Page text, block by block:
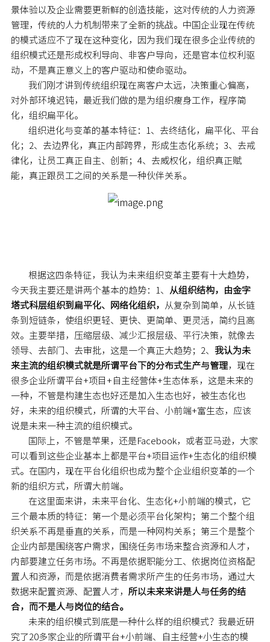
景体验以及企业需要更新鲜的创造技能，这对传统的人力资源
管理，传统的人力机制带来了全新的挑战。中国企业现在传统
的模式适应不了现在这种变化，因为我们现在很多企业传统的
组织模式还是形成权利导向、非客户导向，还是官本位权利驱
动，不是真正意义上的客户驱动和使命驱动。
我们刚才讲到传统组织现在离客户太远，决策重心偏高，
对外部环境迟钝，最近我们做的是为组织瘦身工作，程序简
化，组织扁平化。
组织进化与变革的基本特征：1、去终结化，扁平化、平台
化；2、去边界化，真正内部跨界，形成生态化系统；3、去戒
律化，让员工真正自主、创新；4、去威权化，组织真正赋
能，真正跟员工之间的关系是一种伙伴关系。
根据这四条特征，我认为未来组织变革主要有十大趋势，
今天我主要还是讲两个基本的趋势：1、
从组织结构，由金字
塔式科层组织到扁平化、网络化组织，
从复杂到简单，从长链
条到短链条，使组织更轻、更快、更简单、更灵活，简约且高
效。主要举措，压缩层级、减少汇报层级、平行决策，就像去
领导、去部门、去审批，这是一个真正大趋势；2、 我认为未
来主流的组织模式就是所谓平台下的分布式生产与管理，现在
很多企业所谓平台+项目+自主经营体+生态体系，这是未来的
一种，不管是构建生态也好还是加入生态也好，被生态化也
好，未来的组织模式，所谓的大平台、小前端+富生态，应该
说是未来一种主流的组织模式。
国际上，不管是苹果，还是Facebook，或者亚马逊，大家
可以看到这些企业基本上都是平台+项目运作+生态化的组织模
式。在国内，现在平台化组织也成为整个企业组织变革的一个
新的组织方式，所谓大前端。
在这里面来讲，未来平台化、生态化+小前端的模式，它
三个最本质的特征：第一个是必须平台化架构；第二个整个组
织关系不再是垂直的关系，而是一种网构关系；第三个是整个
企业内部是围绕客户需求，围绕任务市场来整合资源和人才，
内部要建立任务市场。不再是依据职能分工、依据岗位资格配
置人和资源，而是依据消费者需求所产生的任务市场，通过大
数据来配置资源、配置人才， 所以未来来讲是人与任务的结
合，而不是人与岗位的结合。
未来的组织模式到底是一种什么样的组织模式？我最近研
究了20多家企业的所谓平台+小前端、自主经营+小生态的模